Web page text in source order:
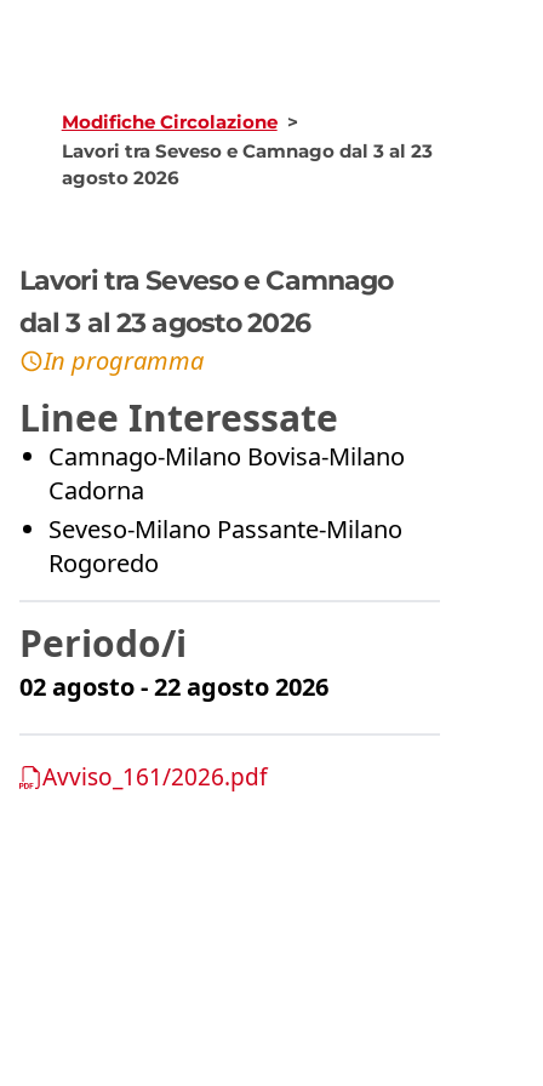
Modifiche Circolazione >
Lavori tra Seveso e Camnago dal 3 al 23
agosto 2026
Lavori tra Seveso e Camnago
dal 3 al 23 agosto 2026
In programma
Linee Interessate
Camnago-Milano Bovisa-Milano
Cadorna
Seveso-Milano Passante-Milano
Rogoredo
Periodo/i
02 agosto - 22 agosto 2026
Avviso_161/2026.pdf